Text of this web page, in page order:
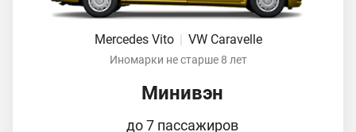
Mercedes Vito VW Caravelle
Иномарки не старше 8 лет
Минивэн
до 7 пассажиров